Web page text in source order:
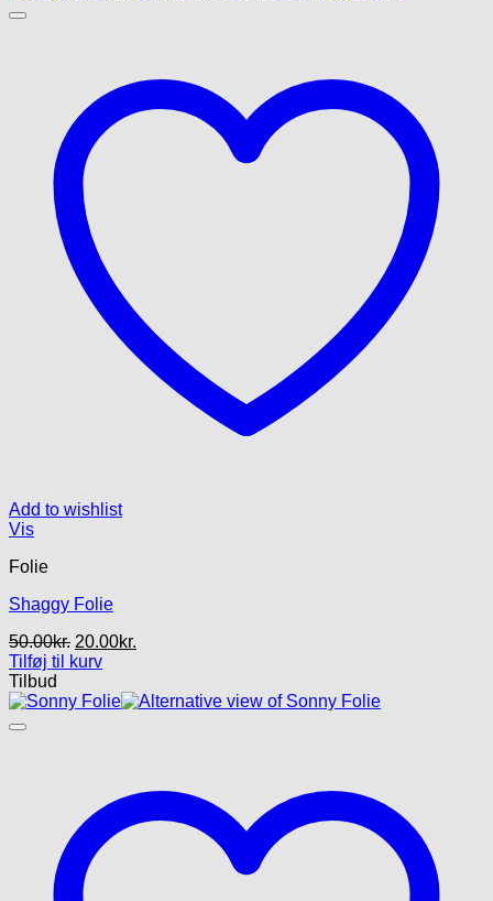
Add to wishlist
Vis
Folie
Shaggy Folie
50.00kr. Den
oprindelige
var:
20.00kr.
er:
Tilføj til kurv
Tilbud